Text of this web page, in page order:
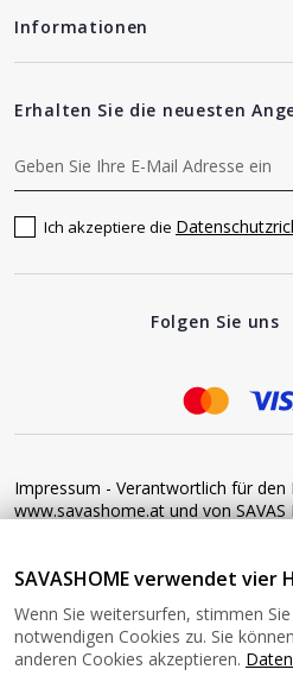
Informationen
Erhalten Sie die neuesten
Ich akzeptiere die
Folgen Sie uns
Impressum - Verantwortlich für den
www.savashome.at und von
senden Sie keine Waren ohne
diesem Link: https://
fuer-waren Gerne können Sie sich
Montag − Freitag: 08:00−16:00 Uhr
SAVASHOME verwendet vier
Wenn Sie weitersurfen, stimmen
notwendigen Cookies zu. Sie
anderen Cookies akzeptieren.